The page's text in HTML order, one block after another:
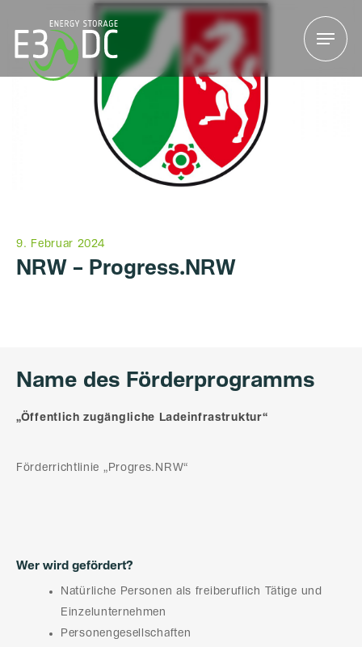
Menu
9. Februar 2024
NRW – Progress.NRW
Name des Förderprogramms
„Öffentlich zugängliche Ladeinfrastruktur“
Förderrichtlinie „Progres.NRW“
Wer wird gefördert?
Natürliche Personen als freiberuflich Tätige und
Einzelunternehmen
Personengesellschaften